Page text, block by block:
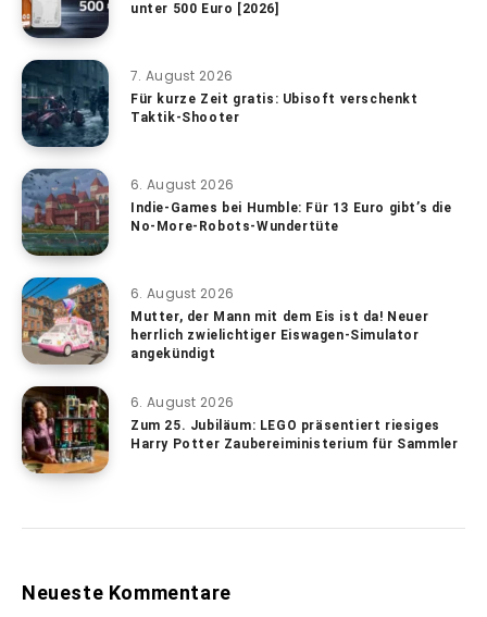
unter 500 Euro [2026]
7. August 2026
Für kurze Zeit gratis: Ubisoft verschenkt
Taktik-Shooter
6. August 2026
Indie-Games bei Humble: Für 13 Euro gibt’s die
No-More-Robots-Wundertüte
6. August 2026
Mutter, der Mann mit dem Eis ist da! Neuer
herrlich zwielichtiger Eiswagen-Simulator
angekündigt
6. August 2026
Zum 25. Jubiläum: LEGO präsentiert riesiges
Harry Potter Zaubereiministerium für Sammler
Neueste Kommentare